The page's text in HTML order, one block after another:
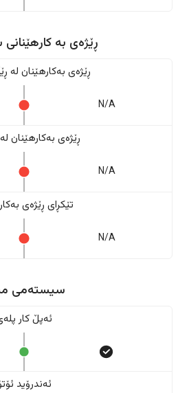
ڕێژەى به
ڕێژەى بەکارهێنان له
N/A
ڕێژەى بەکارهێنان
N/A
تێکڕای ڕێژەى
N/A
سیستەمی
ئەپڵ کار
ئەندرۆید